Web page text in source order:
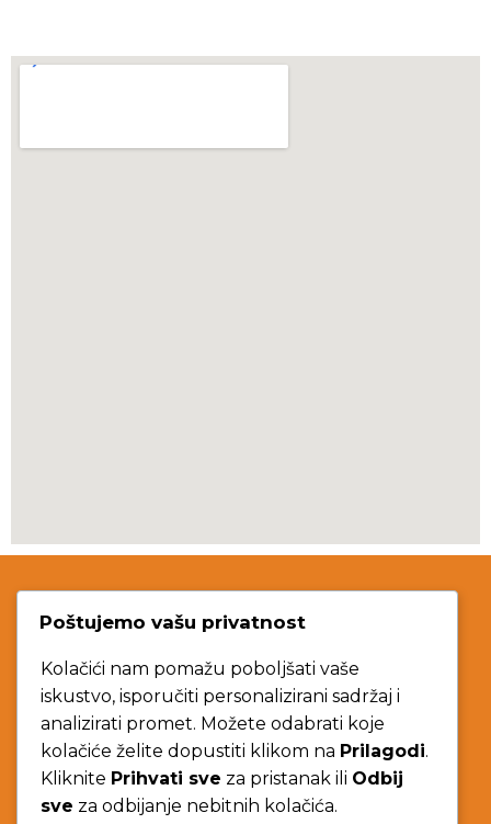
Contact Us
korculabuggy@gmail.com
+385 97 7777 808
Poštujemo vašu privatnost
Kolačići nam pomažu poboljšati vaše
iskustvo, isporučiti personalizirani sadržaj i
analizirati promet. Možete odabrati koje
kolačiće želite dopustiti klikom na Prilagodi.
Kliknite Prihvati sve za pristanak ili Odbij
sve za odbijanje nebitnih kolačića.